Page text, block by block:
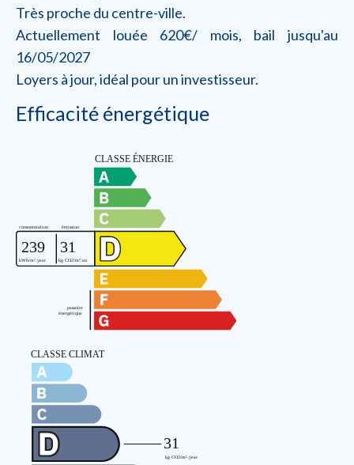
Très proche du centre-ville.
Actuellement louée 620€/ mois, bail jusqu'au
16/05/2027
Loyers à jour, idéal pour un investisseur.
Efficacité énergétique